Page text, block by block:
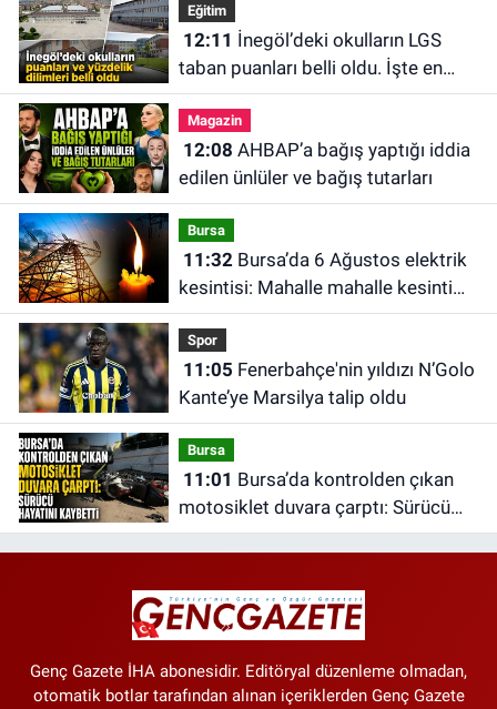
Eğitim
12:11
taban puanları belli oldu. İşte en
yüksek puanlı okul
Magazin
12:08
edilen ünlüler ve bağış tutarları
Bursa
11:32Bursa’da 6 Ağustos elektrik
kesintisi: Mahalle mahalle kesinti
saatleri
Spor
11:05
Kante’ye Marsilya talip oldu
Bursa
11:01
motosiklet duvara çarptı: Sürücü
hayatını kaybetti
Genç Gazete İHA abonesidir. Editöryal düzenleme olmadan,
otomatik botlar tarafından alınan içeriklerden Genç Gazete